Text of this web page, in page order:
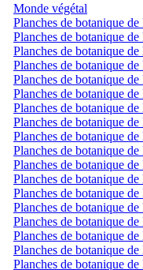
Monde végétal
Planches de botanique
Planches de botanique
Planches de botanique
Planches de botanique
Planches de botanique
Planches de botanique
Planches de botanique
Planches de botanique
Planches de botanique
Planches de botanique
Planches de botanique
Planches de botanique
Planches de botanique
Planches de botanique
Planches de botanique
Planches de botanique
Planches de botanique
Planches de botanique